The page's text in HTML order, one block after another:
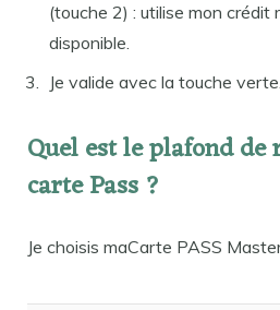
(touche 2) : utilise mon crédit
disponible.
Je valide avec la touche verte.
Quel est le plafond
carte Pass ?
Je choisis maCarte PASS